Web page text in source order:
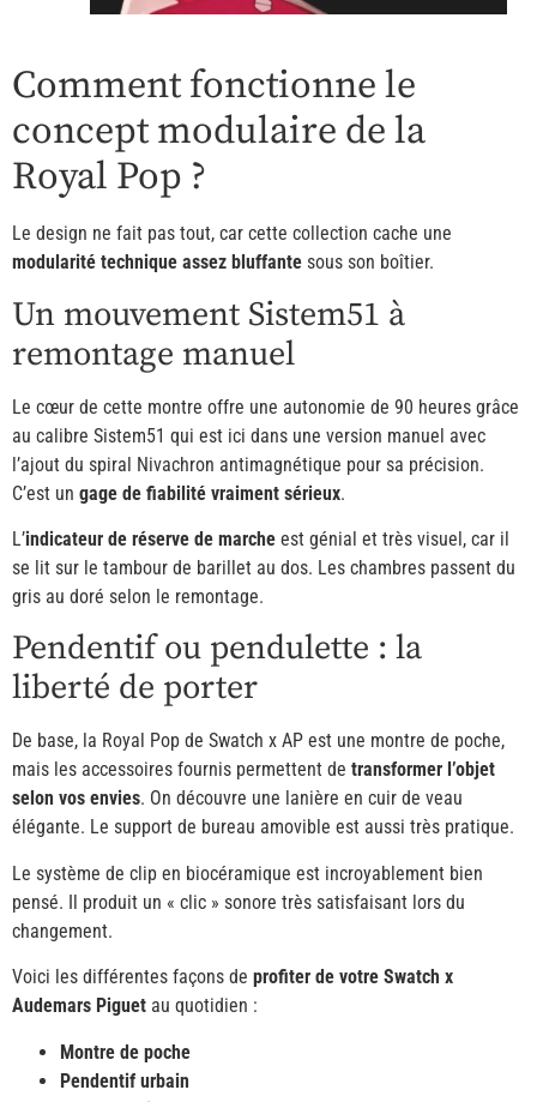
Comment fonctionne le
concept modulaire de la
Royal Pop ?
Le design ne fait pas tout, car cette collection cache une
modularité technique assez bluffante sous son boîtier.
Un mouvement Sistem51 à
remontage manuel
Le cœur de cette montre offre une autonomie de 90 heures grâce
au calibre Sistem51 qui est ici dans une version manuel avec
l’ajout du spiral Nivachron antimagnétique pour sa précision.
C’est un gage de fiabilité vraiment sérieux.
L’indicateur de réserve de marche est génial et très visuel, car il
se lit sur le tambour de barillet au dos. Les chambres passent du
gris au doré selon le remontage.
Pendentif ou pendulette : la
liberté de porter
De base, la Royal Pop de Swatch x AP est une montre de poche,
mais les accessoires fournis permettent de transformer l’objet
selon vos envies. On découvre une lanière en cuir de veau
élégante. Le support de bureau amovible est aussi très pratique.
Le système de clip en biocéramique est incroyablement bien
pensé. Il produit un « clic » sonore très satisfaisant lors du
changement.
Voici les différentes façons de profiter de votre Swatch x
Audemars Piguet au quotidien :
Montre de poche
Pendentif urbain